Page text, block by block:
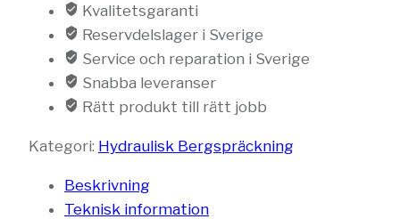
Kvalitetsgaranti
Reservdelslager i Sverige
Service och reparation i Sverige
Snabba leveranser
Rätt produkt till rätt jobb
Kategori: Hydraulisk Bergspräckning
Beskrivning
Teknisk information